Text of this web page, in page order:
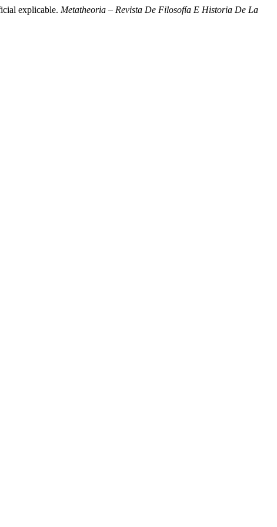
explicable. Metatheoria – Revista De Filosofía E Historia De La